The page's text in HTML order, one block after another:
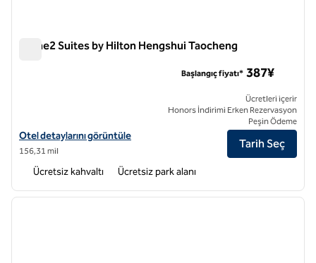
Home2 Suites by Hilton Hengshui Taocheng
Home2 Suites by Hilton Hengshui Taocheng için otel bilgilerini
Otel detaylarını görüntüle
156,31 mil
Başlangıç fiyatı* 387¥
Ücretleri içerir
Honors İndirimi Erken Rezervasyon
Peşin Ödeme
Tarih Seç
Ücretsiz kahvaltı Ücretsiz park alanı
1 / 12